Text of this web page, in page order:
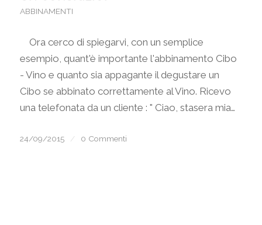
ABBINAMENTI
Ora cerco di spiegarvi, con un semplice
esempio, quant'è importante l'abbinamento Cibo
- Vino e quanto sia appagante il degustare un
Cibo se abbinato correttamente al Vino. Ricevo
una telefonata da un cliente : " Ciao, stasera mia…
24/09/2015 / 0 Commenti